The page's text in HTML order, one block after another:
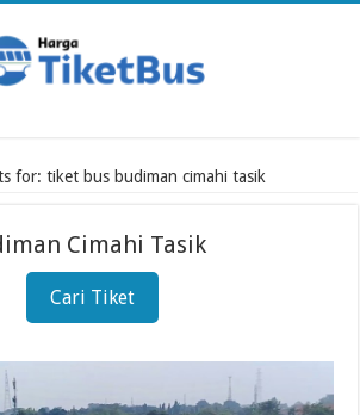
for: tiket bus budiman cimahi tasik
Cimahi Tasik
Cari Tiket